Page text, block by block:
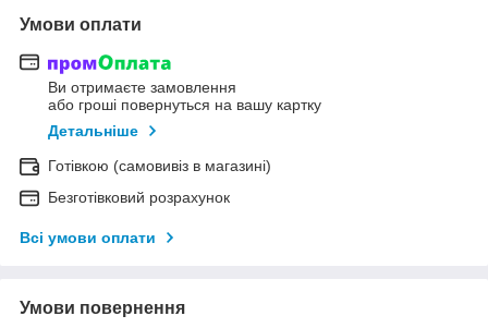
Умови оплати
Ви отримаєте замовлення
або гроші повернуться на вашу картку
Детальніше
Готівкою (самовивіз в магазині)
Безготівковий розрахунок
Всі умови оплати
Умови повернення